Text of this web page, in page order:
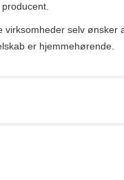
selv
er hjemmehørende.